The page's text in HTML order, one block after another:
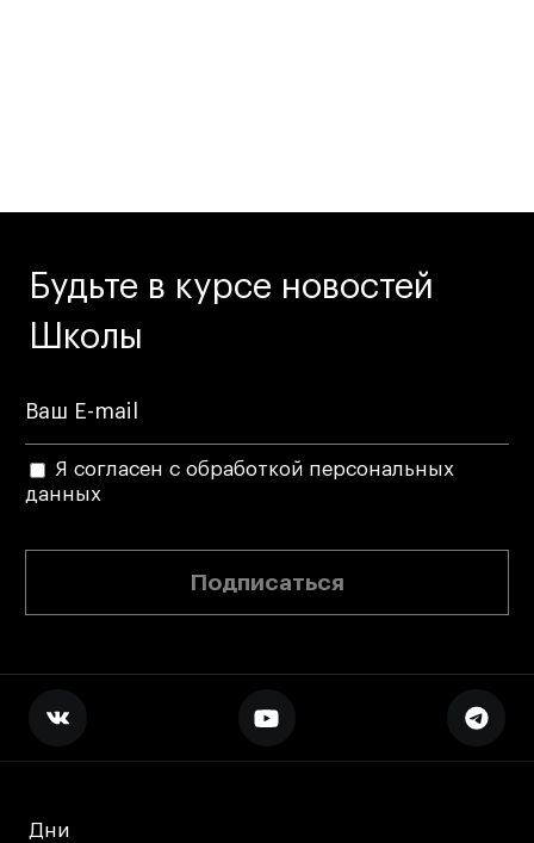
Будьте в курсе новостей
Школы
Я согласен с обработкой персональных
данных
Подписаться
Дни
Дни